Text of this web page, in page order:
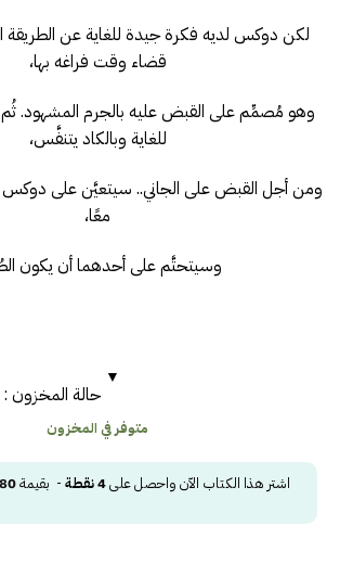
لكن دوكس لديه فكرة جيدة للغاية عن الطريقة
قضاء وقت فراغه بها،
وهو مُصمِّم على القبض عليه بالجرم المشهود.
للغاية وبالكاد يتنفَّس،
ومن أجل القبض على الجاني.. سيتعيَّن على دوكس
معًا،
وسيتحتَّم على أحدهما أن يكون
حالة المخزون :
متوفر في المخزون
اشتر هذا الكتاب الآن واحصل على4نقطة - بقيمة